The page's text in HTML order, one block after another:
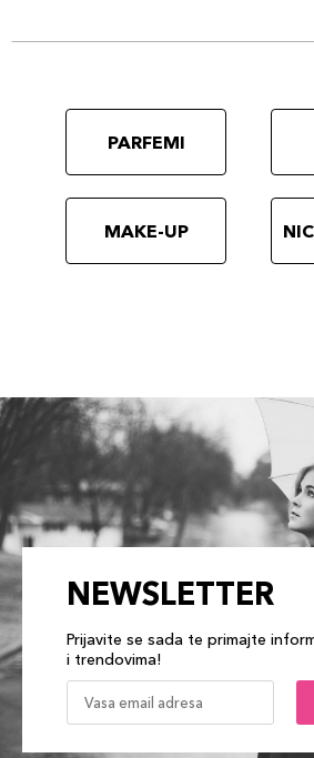
PARFEMI
MAKE-UP
NEWSLETTER
Prijavite se sada te primajte
i trendovima!